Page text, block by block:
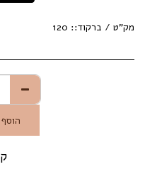
מק"ט / ברקוד:: 120